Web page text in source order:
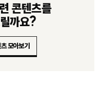
콘텐츠를
까요?
모아보기